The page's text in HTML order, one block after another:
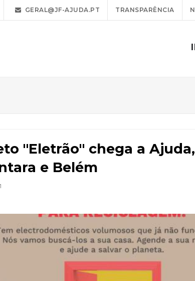
GERAL@JF-AJUDA.PT TRANSPARÊNCIA
"Eletrão" chega a Ajuda,
e Belém